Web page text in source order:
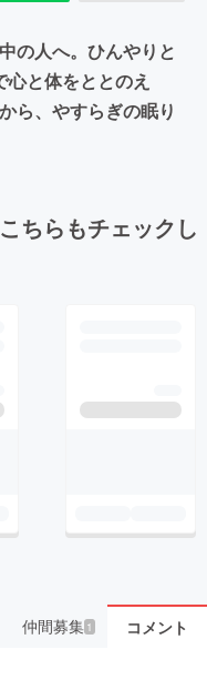
の人へ。ひんやりと
と体をととのえ
ら、やすらぎの眠り
ちらもチェックし
仲間募集 1 コメント